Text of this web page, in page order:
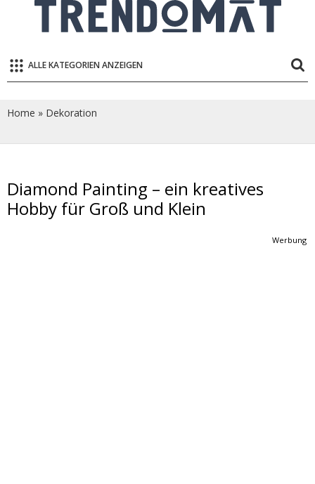
ALLE KATEGORIEN ANZEIGEN
Home » Dekoration
Diamond Painting – ein kreatives
Hobby für Groß und Klein
Werbung